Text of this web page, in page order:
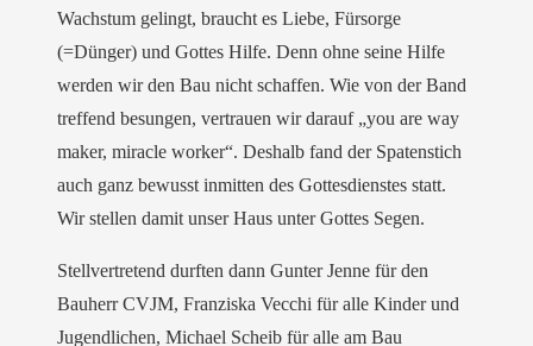
Wachstum gelingt, braucht es Liebe, Fürsorge
(=Dünger) und Gottes Hilfe. Denn ohne seine Hilfe
werden wir den Bau nicht schaffen. Wie von der Band
treffend besungen, vertrauen wir darauf „you are way
maker, miracle worker“. Deshalb fand der Spatenstich
auch ganz bewusst inmitten des Gottesdienstes statt.
Wir stellen damit unser Haus unter Gottes Segen.
Stellvertretend durften dann Gunter Jenne für den
Bauherr CVJM, Franziska Vecchi für alle Kinder und
Jugendlichen, Michael Scheib für alle am Bau